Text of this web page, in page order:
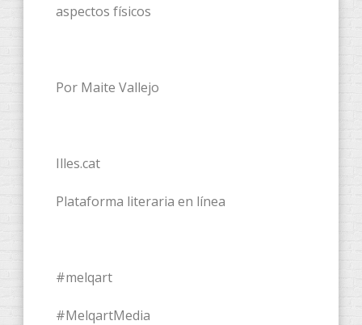
aspectos físicos
Por Maite Vallejo
Illes.cat
Plataforma literaria en línea
#melqart
#MelqartMedia